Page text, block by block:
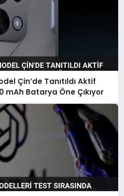
Çin’de Tanıtıldı Aktif
mAh Batarya Öne Çıkıyor